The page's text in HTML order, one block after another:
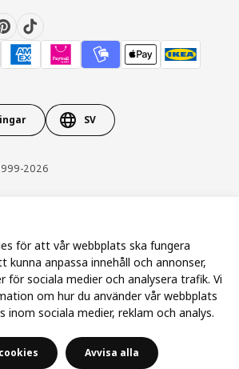
SV
2026
för att vår webbplats ska fungera
anpassa innehåll och annonser,
för sociala medier och analysera trafik. Vi
om hur du använder vår webbplats
inom sociala medier, reklam och analys.
Avvisa alla